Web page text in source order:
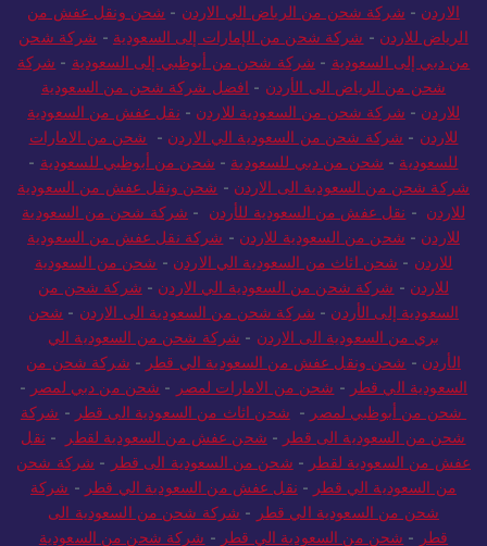
الاردن - شركة شحن من الرياض الي الاردن - شحن ونقل عفش من
الرياض للاردن - شركة شحن من الإمارات إلى السعودية - شركة شحن
من دبي إلى السعودية - شركة شحن من أبوظبي إلى السعودية - شركة
شحن من الرياض الى الأردن - افضل شركة شحن من السعودية
للاردن - شركة شحن من السعودية للاردن - نقل عفش من السعودية
للاردن - شركة شحن من السعودية الي الاردن - شحن من الامارات
للسعودية - شحن من دبي للسعودية - شحن من أبوظبي للسعودية -
شركة شحن من السعودية الى الاردن - شحن ونقل عفش من السعودية
للاردن - نقل عفش من السعودية للأردن - شركة شحن من السعودية
للاردن - شحن من السعودية للاردن - شركة نقل عفش من السعودية
للاردن - شحن اثاث من السعودية الي الاردن - شحن من السعودية
للاردن - شركة شحن من السعودية الي الاردن - شركة شحن من
السعودية إلى الأردن - شركة شحن من السعودية الى الاردن - شحن
بري من السعودية الى الاردن - شركة شحن من السعودية الي
الأردن - شحن ونقل عفش من السعودية الي قطر - شركة شحن من
السعودية الي قطر - شحن من الامارات لمصر - شحن من دبي لمصر -
شحن من أبوظبي لمصر - شحن اثاث من السعودية الى قطر - شركة
شحن من السعودية الى قطر - شحن عفش من السعودية لقطر - نقل
عفش من السعودية لقطر - شحن من السعودية الى قطر - شركة شحن
من السعودية الي قطر - نقل عفش من السعودية الي قطر - شركة
شحن من السعودية الي قطر - شركة شحن من السعودية الى
قطر - شحن من السعودية الي قطر - شركة شحن من السعودية